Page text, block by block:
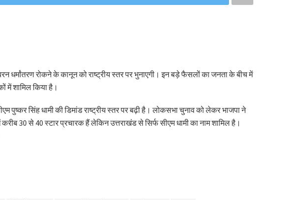
धर्मांतरण रोकने के कानून को राष्ट्रीय स्तर पर भुनाएगी। इन बड़े फैसलों का जनता के बीच में
में शामिल किया है।
पुष्कर सिंह धामी की डिमांड राष्ट्रीय स्तर पर बढ़ी है। लोकसभा चुनाव को लेकर भाजपा ने
30 से 40 स्टार प्रचारक हैं लेकिन उत्तराखंड से सिर्फ सीएम धामी का नाम शामिल है।